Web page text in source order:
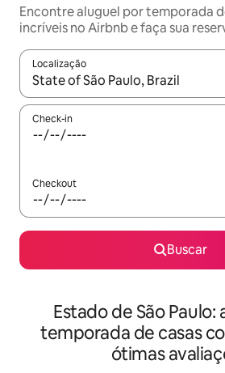
Encontre aluguel por temporada
incríveis no Airbnb e faça sua
Localização
Quando os resultados estiverem
Check-in
Checkout
Buscar
Estado de São
temporada de casas
ótimas